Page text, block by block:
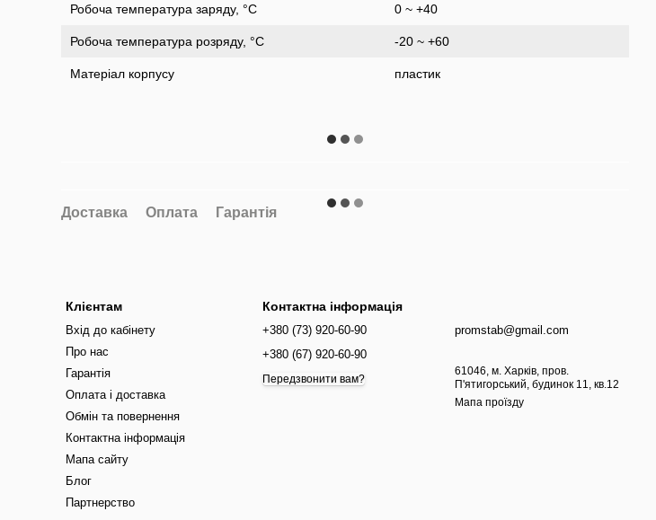
Робоча температура заряду, °C 0 ~ +40
Робоча температура розряду, °C -20 ~ +60
Матеріал корпусу пластик
Доставка Оплата Гарантія
Клієнтам
Вхід до кабінету
Про нас
Гарантія
Оплата і доставка
Обмін та повернення
Контактна інформація
Мапа сайту
Блог
Партнерство
Контактна інформація
+380 (73) 920-60-90
+380 (67) 920-60-90
Передзвонити вам?
promstab@gmail.com
61046, м. Харків, пров.
П'ятигорський, будинок 11, кв.12
Мапа проїзду